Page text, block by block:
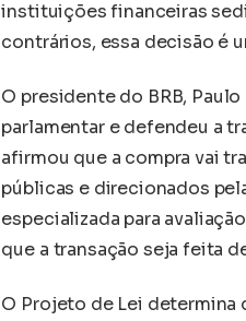
instituições financeiras
contrários, essa decisão é
O presidente do BRB,
parlamentar e defendeu a
afirmou que a compra vai
públicas e direcionados
especializada para
que a transação seja feita
O Projeto de Lei determina